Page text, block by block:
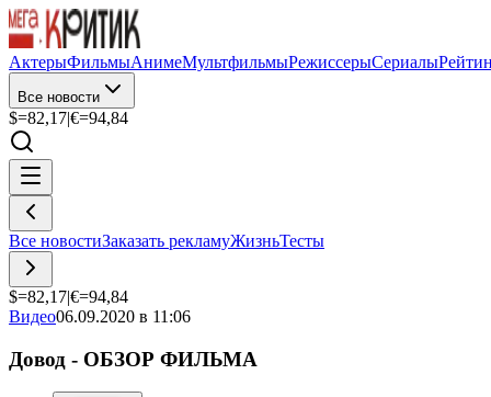
АктерыФильмыАнимеМультфильмыРежиссерыСериалы
Все новости
$=82,17|€=94,84
Все новостиЗаказать рекламуЖизньТесты
$=82,17|€=94,84
Видео06.09.2020 в 11:06
Довод - ОБЗОР ФИЛЬМА